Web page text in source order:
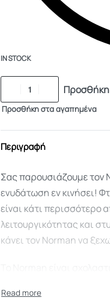
IN STOCK
Προσθήκη
Προσθήκη στα αγαπημένα
Περιγραφή
Σας παρουσιάζουμε τον
ενυδάτωση εν κινήσει!
είναι κάτι περισσότερο
λειτουργικότητας και
κάνει τον Norman να
απαλλαγμένο από